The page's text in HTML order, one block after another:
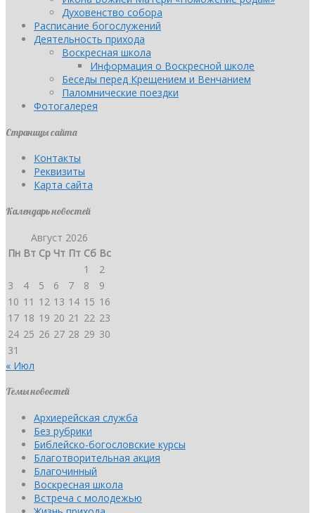
Духовенство собора
Расписание богослужений
Деятельность прихода
Воскресная школа
Информация о Воскресной школе
Беседы перед Крещением и Венчанием
Паломнические поездки
Фотогалерея
Страницы сайта
Контакты
Реквизиты
Карта сайта
Календарь новостей
Август 2026
Пн Вт Ср Чт Пт Сб Вс
1
2
3
4 5 6 7 8
9
10 11 12 13 14 15 16
17 18 19 20 21 22 23
24 25 26 27 28 29 30
31
« Июл
Темы новостей
Архиерейская служба
Без рубрики
Библейско-богословские курсы
Благотворительная акция
Благочинный
Воскресная школа
Встреча с молодежью